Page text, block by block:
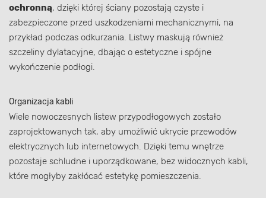
ochronną, dzięki której ściany pozostają czyste i
zabezpieczone przed uszkodzeniami mechanicznymi, na
przykład podczas odkurzania. Listwy maskują również
szczeliny dylatacyjne, dbając o estetyczne i spójne
wykończenie podłogi.
Organizacja kabli
Wiele nowoczesnych listew przypodłogowych zostało
zaprojektowanych tak, aby umożliwić ukrycie przewodów
elektrycznych lub internetowych. Dzięki temu wnętrze
pozostaje schludne i uporządkowane, bez widocznych kabli,
które mogłyby zakłócać estetykę pomieszczenia.